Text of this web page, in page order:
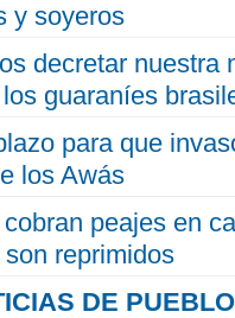
y soyeros
decretar nuestra
guaraníes
para que
los Awás
peajes en
reprimidos
DE